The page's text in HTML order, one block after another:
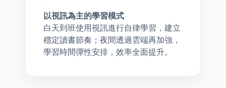
以視訊為主的學習模式
白天到班使用視訊進行自律學習，建立
穩定讀書節奏；夜間透過雲端再加強，
學習時間彈性安排，效率全面提升。